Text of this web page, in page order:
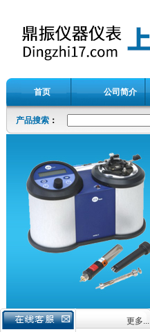
首页 公司简介
产品搜索 ：
产品目录 更多...